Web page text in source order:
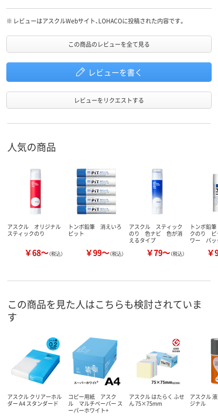
※ レビューはアスクルWebサイト、LOHACOに投稿された内容です。
この商品のレビューを全て見る
レビューを書く
レビューをリクエストする
人気の商品
アスクル オリジナル
スティックのり
￥68～（税込）
トンボ鉛筆 消えいろ
ピット
￥99～（税込）
アスクル スティック
のり 色ナビ 色が消
えるタイプ
￥79～（税込）
トンボ鉛
クのり ピ
ワー パッ
￥
この商品を見た人はこちらも検討されていま
す
アスクル クリアーホル
ダー A4 スタンダード
コピー用紙 アスク
ル マルチペーパー ス
ーパーホワイト+
アスクル はたらく ふせ
ん 75×75mm
アスクル
ジナル